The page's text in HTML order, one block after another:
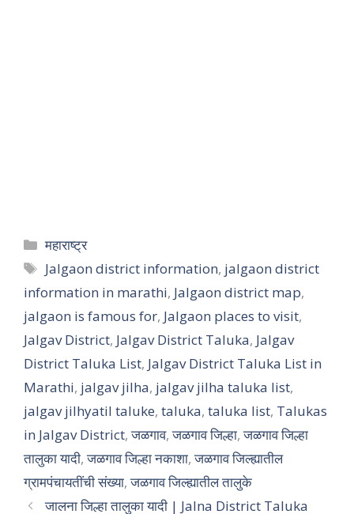
महाराष्ट्र
Jalgaon district information, jalgaon district
information in marathi, Jalgaon district map,
jalgaon is famous for, Jalgaon places to visit,
Jalgav District, Jalgav District Taluka, Jalgav
District Taluka List, Jalgav District Taluka List in
Marathi, jalgav jilha, jalgav jilha taluka list,
jalgav jilhyatil taluke, taluka, taluka list, Talukas
in Jalgav District,जळगाव,जळगाव जिल्हा,जळगाव जिल्हा
तालुका यादी,जळगाव जिल्हा नकाशा,जळगाव जिल्ह्यातील
ग्रामपंचायतींची संख्या,जळगाव जिल्ह्यातील तालुके
जालना जिल्हा तालुका यादी | Jalna District Taluka